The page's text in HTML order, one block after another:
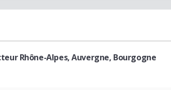
Rhône-Alpes, Auvergne, Bourgogne